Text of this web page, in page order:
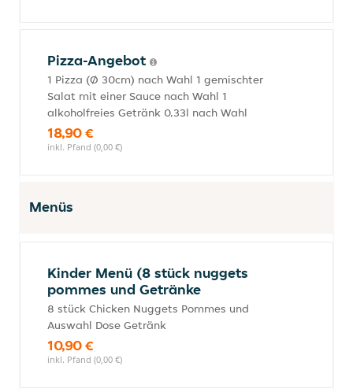
Pizza-Angebot
1 Pizza (Ø 30cm) nach Wahl 1 gemischter
Salat mit einer Sauce nach Wahl 1
alkoholfreies Getränk 0,33l nach Wahl
18,90 €
inkl. Pfand (0,00 €)
Menüs
Kinder Menü (8 stück nuggets
pommes und Getränke
8 stück Chicken Nuggets Pommes und
Auswahl Dose Getränk
10,90 €
inkl. Pfand (0,00 €)